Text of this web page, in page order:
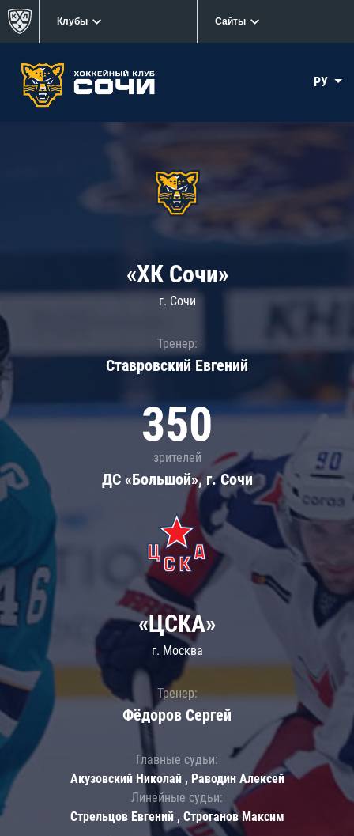
Клубы Сайты
РУ
«ХК Сочи»
г. Сочи
Тренер:
Ставровский Евгений
350
зрителей
ДС «Большой», г. Сочи
«ЦСКА»
г. Москва
Тренер:
Фёдоров Сергей
Главные судьи:
Акузовский Николай , Раводин Алексей
Линейные судьи:
Стрельцов Евгений , Строганов Максим